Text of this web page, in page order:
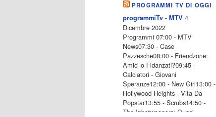
PROGRAMMI TV DI OGGI
programmiTv - MTV 4
Dicembre 2022
Programmi 07:00 - MTV
News07:30 - Case
Pazzesche08:00 - Friendzone:
Amici o Fidanzati?09:45 -
Calciatori - Giovani
Speranze12:00 - New Girl13:00 -
Hollywood Heights - Vita Da
Popstar13:55 - Scrubs14:50 -
The Inbetweeners: Quasi